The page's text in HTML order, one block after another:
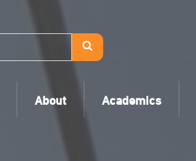
About Academics